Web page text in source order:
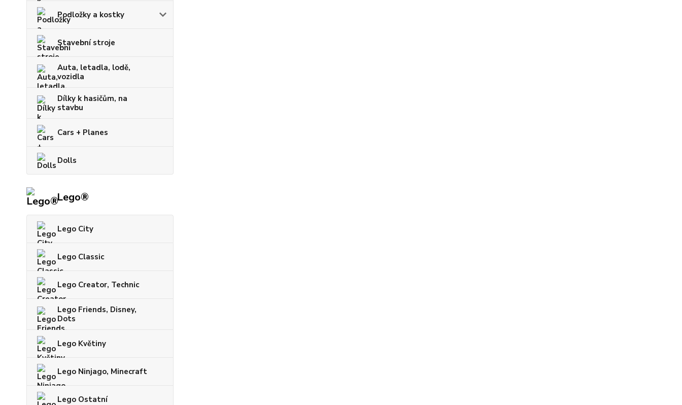
Podložky a kostky
Stavební stroje
Auta, letadla, lodě,
vozidla
Dílky k hasičům, na
stavbu
Cars + Planes
Dolls
Lego®
Lego City
Lego Classic
Lego Creator, Technic
Lego Friends, Disney,
Dots
Lego Květiny
Lego Ninjago, Minecraft
Lego Ostatní